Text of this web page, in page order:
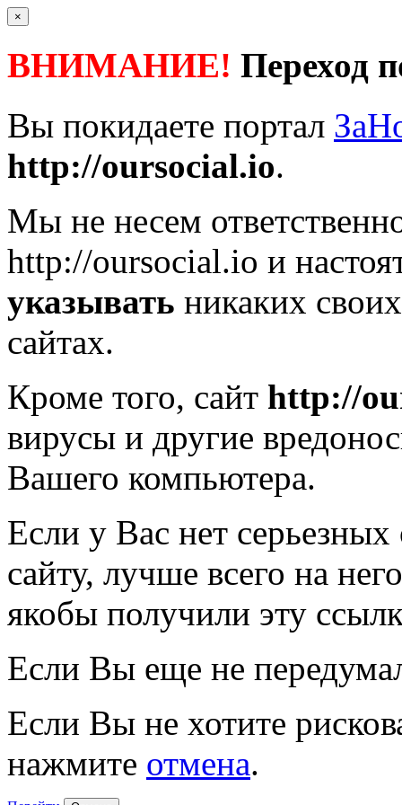
×
ВНИМАНИЕ! Переход
Вы покидаете портал
http://oursocial.io.
Мы не несем
http://oursocial.io и
указывать никаких
сайтах.
Кроме того, сайт http://
вирусы и другие
Вашего компьютера.
Если у Вас нет
сайту, лучше всего на
якобы получили эту
Если Вы еще не
Если Вы не хотите
нажмите отмена.